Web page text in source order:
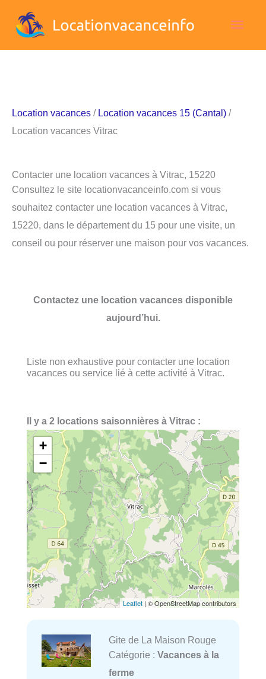
Location vacances / Location vacances 15 (Cantal) /
Location vacances Vitrac
Contacter une location vacances à Vitrac, 15220
Consultez le site locationvacanceinfo.com si vous
souhaitez contacter une location vacances à Vitrac,
15220, dans le département du 15 pour une visite, un
conseil ou pour réserver une maison pour vos vacances.
Contactez une location vacances disponible
aujourd’hui.
Liste non exhaustive pour contacter une location
vacances ou service lié à cette activité à Vitrac.
Il y a 2 locations saisonnières à Vitrac :
+
−
Leaflet | © OpenStreetMap contributors
Gite de La Maison Rouge
Catégorie : Vacances à la
ferme